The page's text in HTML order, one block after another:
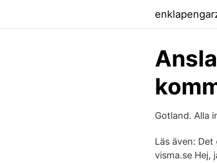
Gotland. Alla
Läs även:
visma.se Hej,